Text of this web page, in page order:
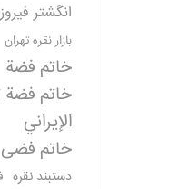
انگشتر
بازار نقره تهران
خاتم فضة
خاتم فضة
الإيراني
خاتم فضی
دستبند نقره